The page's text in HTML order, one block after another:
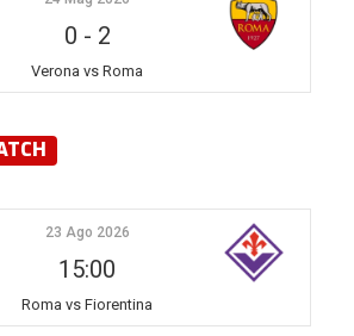
0 - 2
Verona vs Roma
23 Ago 2026
15:00
Roma vs Fiorentina